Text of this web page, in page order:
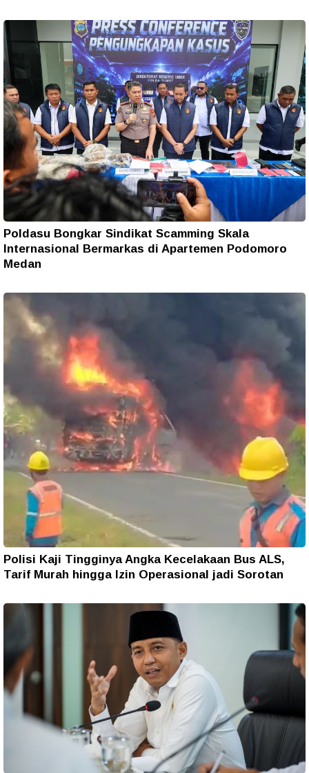
Poldasu Bongkar Sindikat Scamming Skala
Internasional Bermarkas di Apartemen Podomoro
Medan
Polisi Kaji Tingginya Angka Kecelakaan Bus ALS,
Tarif Murah hingga Izin Operasional jadi Sorotan